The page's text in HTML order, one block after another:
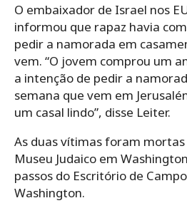
O embaixador de Israel nos
informou que rapaz havia
pedir a namorada em
vem. “O jovem comprou um
a intenção de pedir a
semana que vem em
um casal lindo”, disse Leiter.
As duas vítimas foram
Museu Judaico em
passos do Escritório de
Washington.